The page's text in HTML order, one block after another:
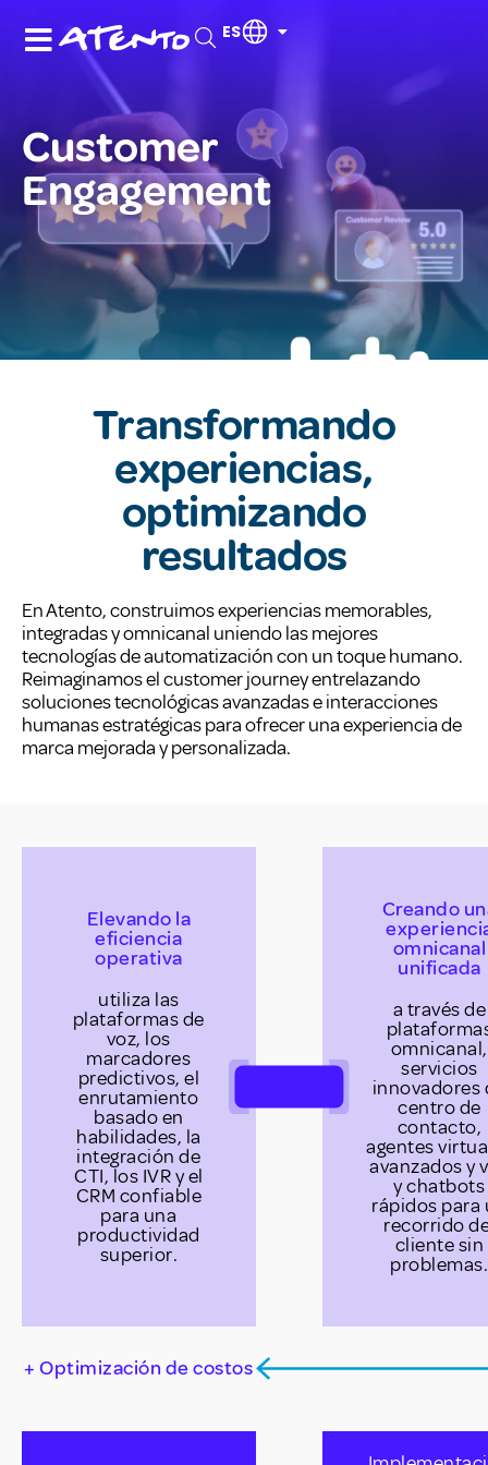
ES
Customer
Engagement
Transformando
experiencias,
optimizando
resultados
En Atento, construimos experiencias memorables,
integradas y omnicanal uniendo las mejores
tecnologías de automatización con un toque humano.
Reimaginamos el customer journey entrelazando
soluciones tecnológicas avanzadas e interacciones
humanas estratégicas para ofrecer una experiencia de
marca mejorada y personalizada.
Elevando la
eficiencia
operativa
utiliza las
plataformas de
voz, los
marcadores
predictivos, el
enrutamiento
basado en
habilidades, la
integración de
CTI, los IVR y el
CRM confiable
para una
productividad
superior.
Creando
omnicanal
unificada
a través de
omnicanal,
servicios
innovadores
centro de
contacto,
agentes
avanzados y
y chatbots
rápidos para
recorrido
cliente sin
problemas.
+ Optimización de costos